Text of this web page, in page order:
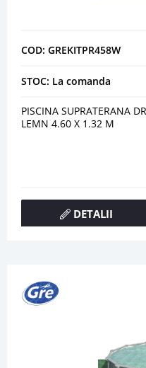
COD: GREKITPR458W
STOC: La comanda
PISCINA SUPRATERANA
LEMN 4.60 X 1.32 M
DETALII